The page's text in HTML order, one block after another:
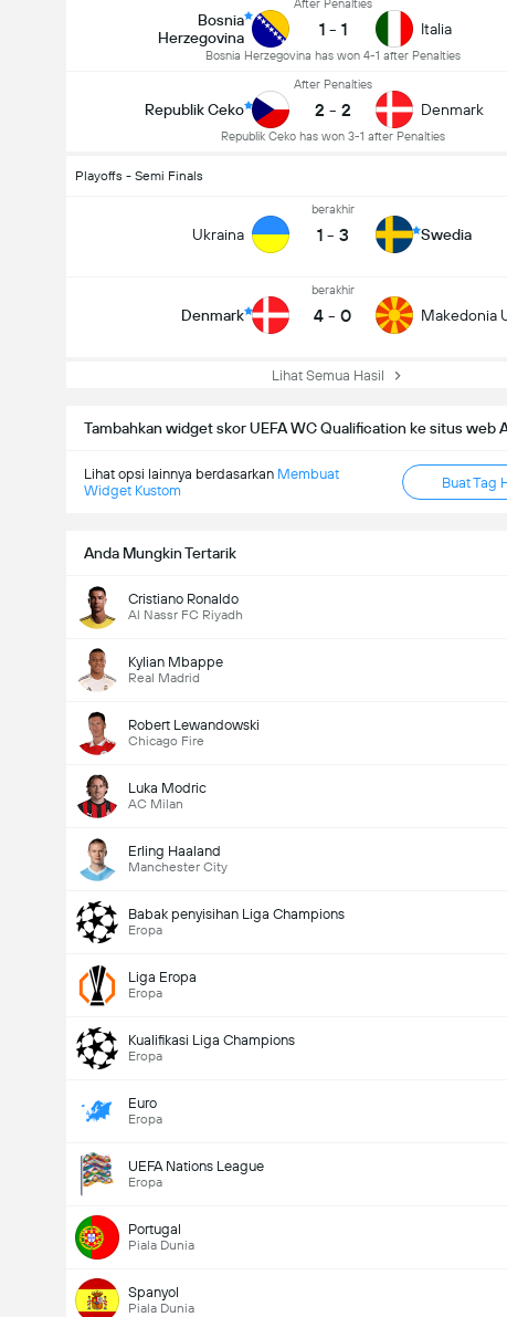
Bosnia
Herzegovina
After Penalties
1 - 1
Bosnia Herzegovina has won 4-1 after Penalties
Italia
Republik Ceko
After Penalties
2 - 2
Republik Ceko has won 3-1 after Penalties
Denmark
Playoffs - Semi Finals
Ukraina
berakhir
1 - 3 Swedia
Denmark
berakhir
4 - 0 Makedonia
Lihat Semua Hasil
Tambahkan widget skor UEFA WC Qualification ke situs web
Lihat opsi lainnya berdasarkan Membuat
Widget Kustom
Buat Tag
Anda Mungkin Tertarik
Cristiano Ronaldo
Al Nassr FC Riyadh
Kylian Mbappe
Real Madrid
Robert Lewandowski
Chicago Fire
Luka Modric
AC Milan
Erling Haaland
Manchester City
Babak penyisihan Liga Champions
Eropa
Liga Eropa
Eropa
Kualifikasi Liga Champions
Eropa
Euro
Eropa
UEFA Nations League
Eropa
Portugal
Piala Dunia
Spanyol
Piala Dunia